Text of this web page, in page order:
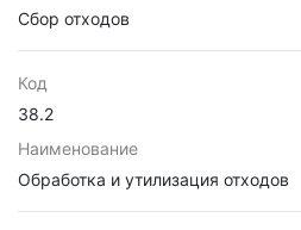
Сбор отходов
Код
38.2
Наименование
Обработка и утилизация отходов